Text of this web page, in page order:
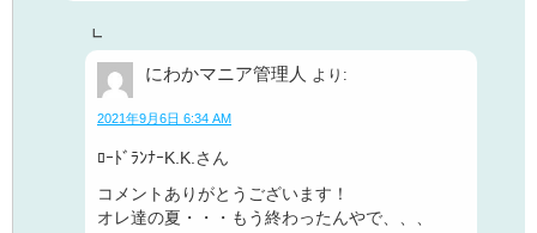
にわかマニア管理人 より:
2021年9月6日 6:34 AM
ﾛｰﾄﾞﾗﾝﾅｰK.K.さん
コメントありがとうございます！
オレ達の夏・・・もう終わったんやで、、、